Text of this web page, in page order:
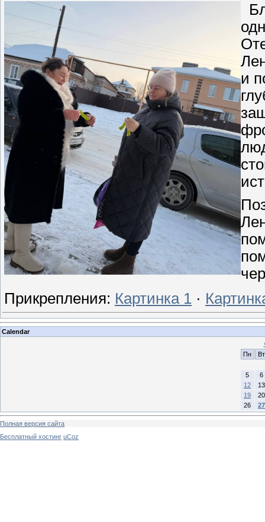
и
Прикрепления: Картинка 1 ·
Calendar
Пн
Вт
5
6
12
13
19
20
26
27
Полная версия сайта
Бесплатный хостинг uCoz